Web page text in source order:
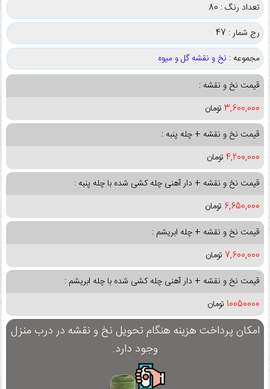
تعداد رنگ : 80
رج شمار : 47
مجموعه : نخ و نقشه گل و میوه
قیمت نخ و نقشه :
3,600,000 تومان
قیمت نخ و نقشه + چله پنبه :
4,200,000 تومان
قیمت نخ و نقشه + دار آهنی چله کشی شده با چله پنبه :
6,650,000 تومان
قیمت نخ و نقشه + چله ابریشم :
7,600,000 تومان
قیمت نخ و نقشه + دار آهنی چله کشی شده با چله ابریشم :
10050000 تومان
امکان پرداخت هزینه هنگام تحویل نخ و نقشه در درب منزل
وجود دارد.